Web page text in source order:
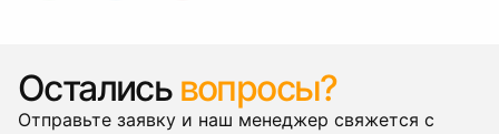
Остались вопросы?
Отправьте заявку и наш менеджер свяжется с